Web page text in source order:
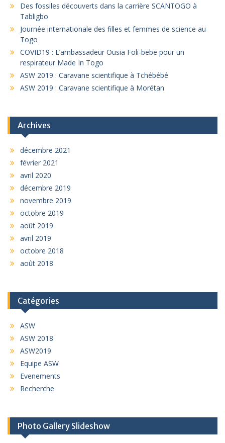
Des fossiles découverts dans la carrière SCANTOGO à
Tabligbo
Journée internationale des filles et femmes de science au
Togo
COVID19 : L’ambassadeur Ousia Foli-bebe pour un
respirateur Made In Togo
ASW 2019 : Caravane scientifique à Tchébébé
ASW 2019 : Caravane scientifique à Morétan
Archives
décembre 2021
février 2021
avril 2020
décembre 2019
novembre 2019
octobre 2019
août 2019
avril 2019
octobre 2018
août 2018
Catégories
ASW
ASW 2018
ASW2019
Equipe ASW
Evenements
Recherche
Photo Gallery Slideshow